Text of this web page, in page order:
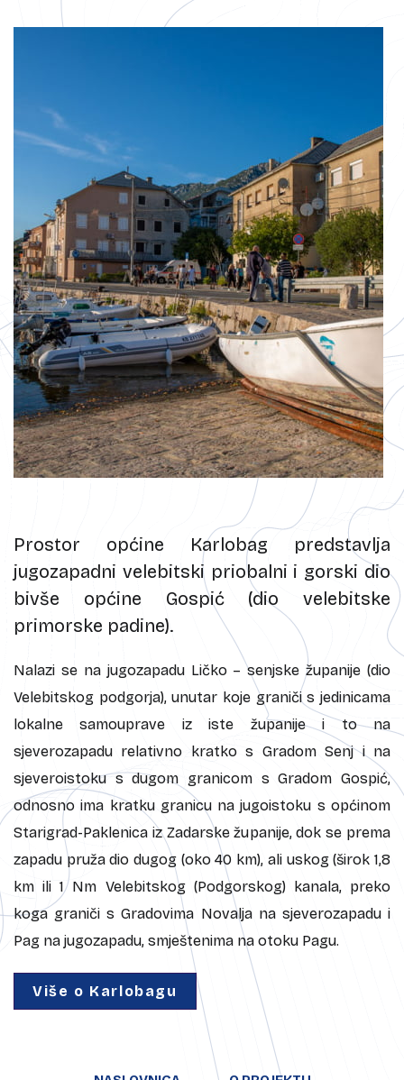
Prostor općine Karlobag predstavlja
jugozapadni velebitski priobalni i gorski dio
bivše općine Gospić (dio velebitske
primorske padine).
Nalazi se na jugozapadu Ličko – senjske županije (dio
Velebitskog podgorja), unutar koje graniči s jedinicama
lokalne samouprave iz iste županije i to na
sjeverozapadu relativno kratko s Gradom Senj i na
sjeveroistoku s dugom granicom s Gradom Gospić,
odnosno ima kratku granicu na jugoistoku s općinom
Starigrad-Paklenica iz Zadarske županije, dok se prema
zapadu pruža dio dugog (oko 40 km), ali uskog (širok 1,8
km ili 1 Nm Velebitskog (Podgorskog) kanala, preko
koga graniči s Gradovima Novalja na sjeverozapadu i
Pag na jugozapadu, smještenima na otoku Pagu.
Više o Karlobagu